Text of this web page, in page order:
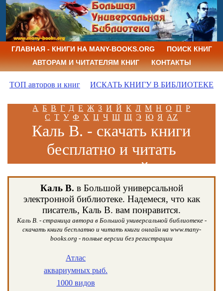
ГЛАВНАЯ - КНИГИ НА MANY-BOOKS.ORG
ПОИСК КНИГ
АВТОРАМ И ЧИТАТЕЛЯМ КНИГ
КОНТАКТЫ
ТОП авторов и книг ИСКАТЬ КНИГУ В БИБЛИОТЕКЕ
А Б В Г Д Е Ж З И Й К Л М Н О П Р
С Т У Ф Х Ц Ч Ш Щ Э Ю Я AZ
Каль В. - скачать книги
бесплатно и читать
книги онлайн
Каль В. в Большой универсальной
электронной библиотеке. Надемеся, что как
писатель, Каль В. вам понравится.
Каль В. - страница автора в Большой универсальной библиотеке -
скачать книги бесплатно и читать книги онлайн на www.many-
books.org - полные версии без регистрации
Атлас
аквариумных рыб.
1000 видов